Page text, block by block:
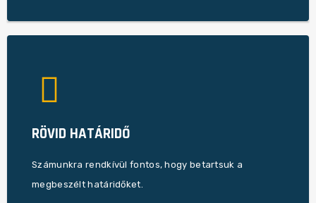
RÖVID HATÁRIDŐ
Számunkra rendkívül fontos, hogy betartsuk a
megbeszélt határidőket.
meglévő feladatok korrekt befejezésével tudjuk